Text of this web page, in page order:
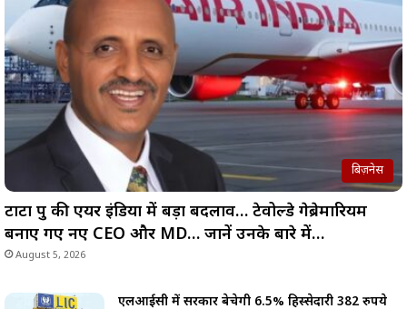
बिज़नेस
टाटा ग्रुप की एयर इंडिया में बड़ा बदलाव… टेवोल्डे गेब्रेमारियम
बनाए गए नए CEO और MD… जानें उनके बारे में…
August 5, 2026
एलआईसी में सरकार बेचेगी 6.5% हिस्सेदारी 382 रुपये